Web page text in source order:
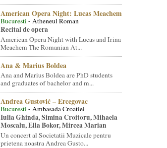
American Opera Night: Lucas Meachem
Bucuresti- Atheneul Roman
Recital de opera
American Opera Night with Lucas and Irina
Meachem The Romanian At...
Ana & Marius Boldea
Ana and Marius Boldea are PhD students
and graduates of bachelor and m...
Andrea Gustović – Ercegovac
Bucuresti- Ambasada Croatiei
Iulia Ghinda, Simina Croitoru, Mihaela
Moscalu, Ella Bokor, Mircea Marian
Un concert al Societatii Muzicale pentru
prietena noastra Andrea Gusto...